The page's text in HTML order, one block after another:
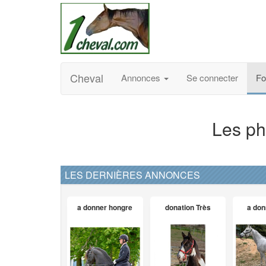
Cheval Annonces Se connecter
Les
LES DERNIÈRES ANNONCES
a donner hongre donation Très a